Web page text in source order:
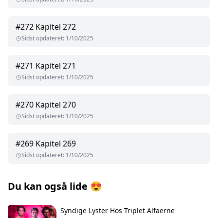
#272 Kapitel 272
Sidst opdateret: 1/10/2025
#271 Kapitel 271
Sidst opdateret: 1/10/2025
#270 Kapitel 270
Sidst opdateret: 1/10/2025
#269 Kapitel 269
Sidst opdateret: 1/10/2025
Du kan også lide 😍
Syndige Lyster Hos Triplet Alfaerne